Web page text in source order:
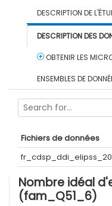
DESCRIPTION DE
DESCRIPTION DES
OBTENIR LES
ENSEMBLES DE
Fichiers de données
Nombre idéal
(fam_Q51_6)